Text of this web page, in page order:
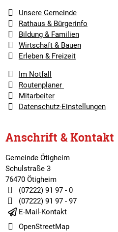
Unsere Gemeinde
Rathaus & Bürgerinfo
Bildung & Familien
Wirtschaft & Bauen
Erleben & Freizeit
Im Notfall
Routenplaner
Mitarbeiter
Datenschutz-Einstellungen
Anschrift & Kontakt
Gemeinde Ötigheim
Schulstraße 3
76470 Ötigheim
(07222) 91 97 - 0
(07222) 91 97 - 97
E-Mail-Kontakt
OpenStreetMap